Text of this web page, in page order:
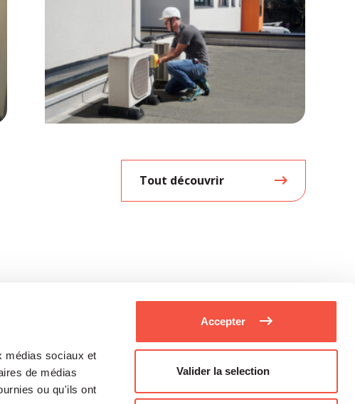
médias sociaux et
de médias
ou qu'ils ont
Accepter
Valider la selection
Tout découvrir